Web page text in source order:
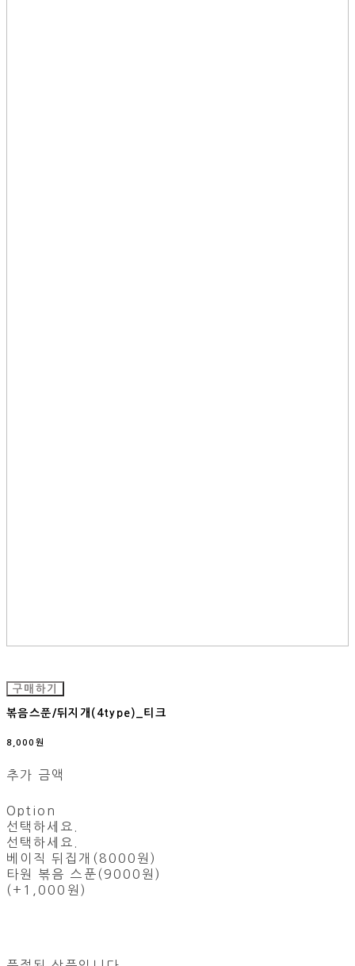
구매하기
볶음스푼/뒤지개(4type)_티크
8,000원
추가 금액
Option
선택하세요.
선택하세요.
베이직 뒤집개(8000원)
타원 볶음 스푼(9000원)
(+1,000원)